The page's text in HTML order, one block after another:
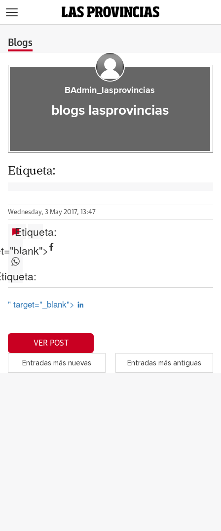
Blogs
BAdmin_lasprovincias
blogs lasprovincias
Etiqueta:
Wednesday, 3 May 2017, 13:47
Etiqueta:
" target="_blank">
VER POST
Entradas más nuevas Entradas más antiguas